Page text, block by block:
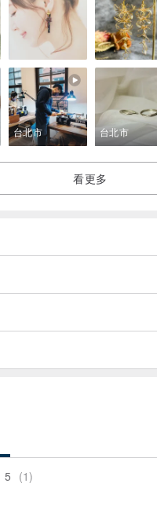
台北市 台北市
看更多
5 (1)